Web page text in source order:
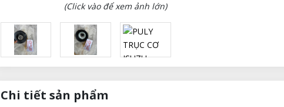
(Click vào để xem ảnh lớn)
Chi tiết sản phẩm